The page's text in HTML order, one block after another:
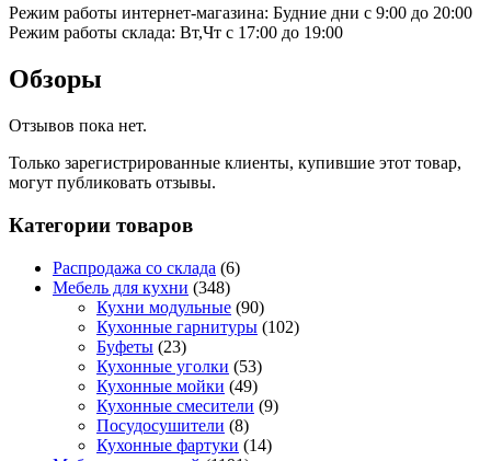
Режим работы интернет-магазина: Будние дни с 9:00 до 20:00
Режим работы склада: Вт,Чт с 17:00 до 19:00
Обзоры
Отзывов пока нет.
Только зарегистрированные клиенты, купившие этот товар,
могут публиковать отзывы.
Категории товаров
Распродажа со склада (6)
Мебель для кухни (348)
Кухни модульные (90)
Кухонные гарнитуры (102)
Буфеты (23)
Кухонные уголки (53)
Кухонные мойки (49)
Кухонные смесители (9)
Посудосушители (8)
Кухонные фартуки (14)